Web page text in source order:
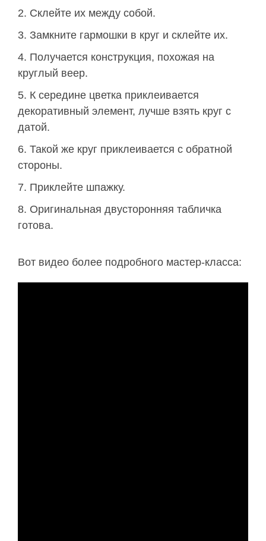
Склейте их между собой.
Замкните гармошки в круг и склейте их.
Получается конструкция, похожая на
круглый веер.
К середине цветка приклеивается
декоративный элемент, лучше взять круг с
датой.
Такой же круг приклеивается с обратной
стороны.
Приклейте шпажку.
Оригинальная двусторонняя табличка
готова.
Вот видео более подробного мастер-класса: